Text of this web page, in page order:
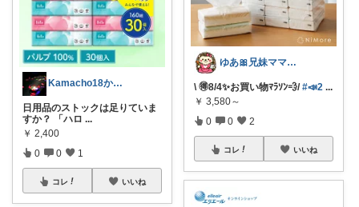
Kamacho18かまちょ🦄
日用品のストックは足りていま
すか？ 「ハロ ...
￥ 2,400
0 0 1
コレ いいね
ゆあ🎀兄妹ママの育児と暮らし
\ 🉐8/4✨お買い物ﾏﾗｿﾝ💨/#📣2 ...
￥ 3,580～
0 0 2
コレ いいね